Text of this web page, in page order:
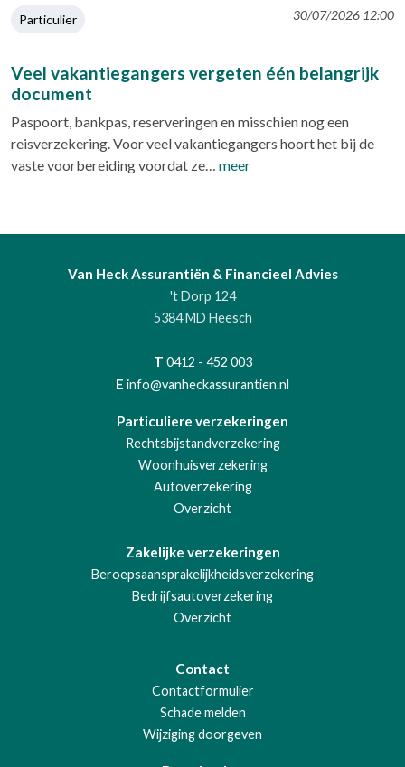
Particulier 30/07/2026 12:00
Veel vakantiegangers vergeten één belangrijk
document
Paspoort, bankpas, reserveringen en misschien nog een
reisverzekering. Voor veel vakantiegangers hoort het bij de
vaste voorbereiding voordat ze… meer
Van Heck Assurantiën & Financieel Advies
't Dorp 124
5384 MD Heesch
T 0412 - 452 003
E info@vanheckassurantien.nl
Particuliere verzekeringen
Rechtsbijstandverzekering
Woonhuisverzekering
Autoverzekering
Overzicht
Zakelijke verzekeringen
Beroepsaansprakelijkheidsverzekering
Bedrijfsautoverzekering
Overzicht
Contact
Contactformulier
Schade melden
Wijziging doorgeven